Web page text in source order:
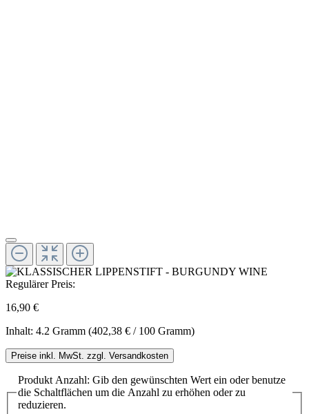
Regulärer Preis:
16,90 €
Inhalt: 4.2 Gramm (402,38 € / 100 Gramm)
Preise inkl. MwSt. zzgl. Versandkosten
Produkt Anzahl: Gib den gewünschten Wert ein oder benutze
die Schaltflächen um die Anzahl zu erhöhen oder zu
reduzieren.